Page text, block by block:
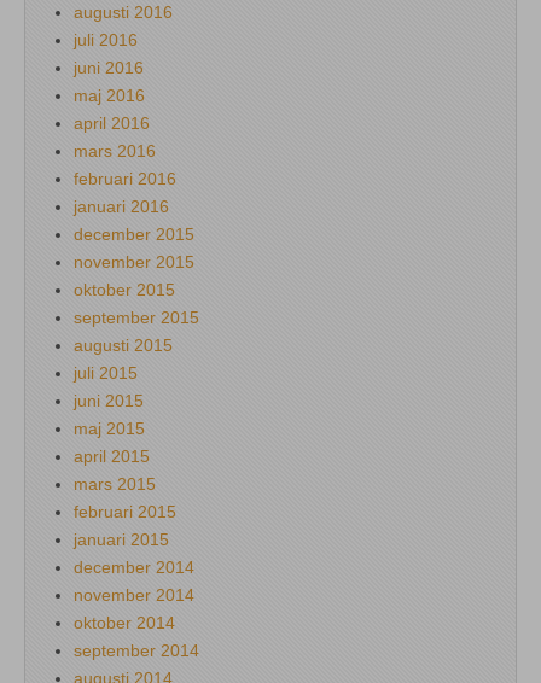
augusti 2016
juli 2016
juni 2016
maj 2016
april 2016
mars 2016
februari 2016
januari 2016
december 2015
november 2015
oktober 2015
september 2015
augusti 2015
juli 2015
juni 2015
maj 2015
april 2015
mars 2015
februari 2015
januari 2015
december 2014
november 2014
oktober 2014
september 2014
augusti 2014